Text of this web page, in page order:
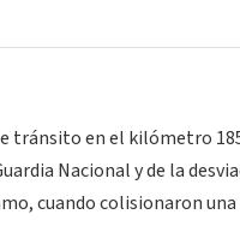
tránsito en el kilómetro
Nacional y de la
cuando colisionaron